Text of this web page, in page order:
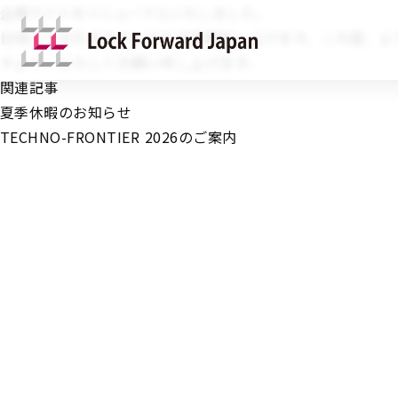
企業サイトをリニューアルいたしました。
日頃よりお引き立ていただき感謝申し上げます。この度
すよう、よろしくお願い申し上げます。
関連記事
夏季休暇のお知らせ
TECHNO-FRONTIER 2026のご案内